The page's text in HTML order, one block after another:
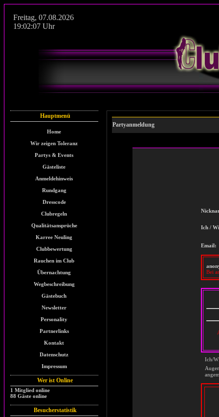
Freitag, 07.08.2026
19:02:08 Uhr
Hauptmenü
Home
Wir zeigen Toleranz
Partys & Events
Gästeliste
Anmeldehinweis
Rundgang
Dresscode
Clubregeln
Qualitätsansprüche
Karree Neuling
Clubbewertung
Rauchen im Club
Übernachtung
Wegbeschreibung
Gästebuch
Newsletter
Personality
Partnerlinks
Kontakt
Datenschutz
Impressum
Wer ist Online
1 Mitglied online
88 Gäste online
Besucherstatistik
Partyanmeldung
Ich /
Email:
Bei
Ich/